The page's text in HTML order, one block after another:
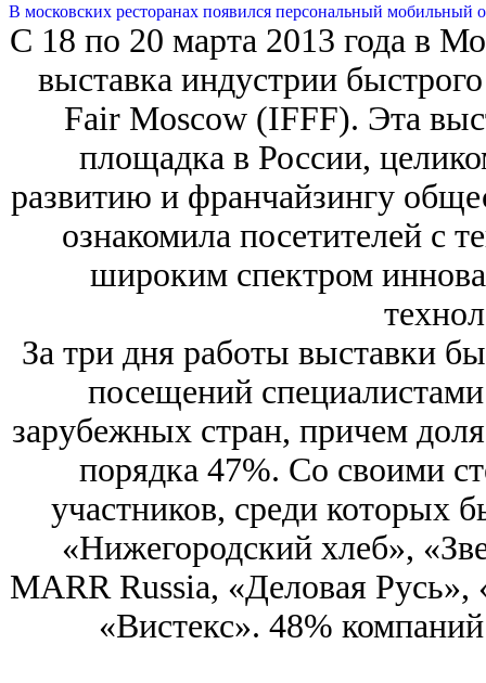
В московских ресторанах появился персональный мобильный
С 18 по 20 марта 2013 года в
выставка индустрии
Fair Moscow (IFFF). Эта
площадка в России,
развитию и франчайзингу
ознакомила посетителей c
широким спектром
За три дня работы выставки
посещений
зарубежных стран, причем
порядка 47%. Со своими
участников, среди
«Нижегородский хлеб»,
MARR Russia, «Деловая
«Вистекс». 48%